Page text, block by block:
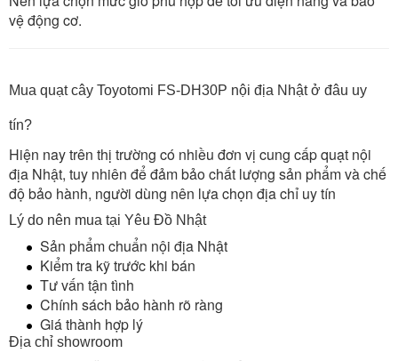
vệ động cơ.
Mua quạt cây Toyotomi FS-DH30P nội địa Nhật ở đâu uy
tín?
Hiện nay trên thị trường có nhiều đơn vị cung cấp quạt nội
địa Nhật, tuy nhiên để đảm bảo chất lượng sản phẩm và chế
độ bảo hành, người dùng nên lựa chọn địa chỉ uy tín
Lý do nên mua tại Yêu Đồ Nhật
Sản phẩm chuẩn nội địa Nhật
Kiểm tra kỹ trước khi bán
Tư vấn tận tình
Chính sách bảo hành rõ ràng
Giá thành hợp lý
Địa chỉ showroom